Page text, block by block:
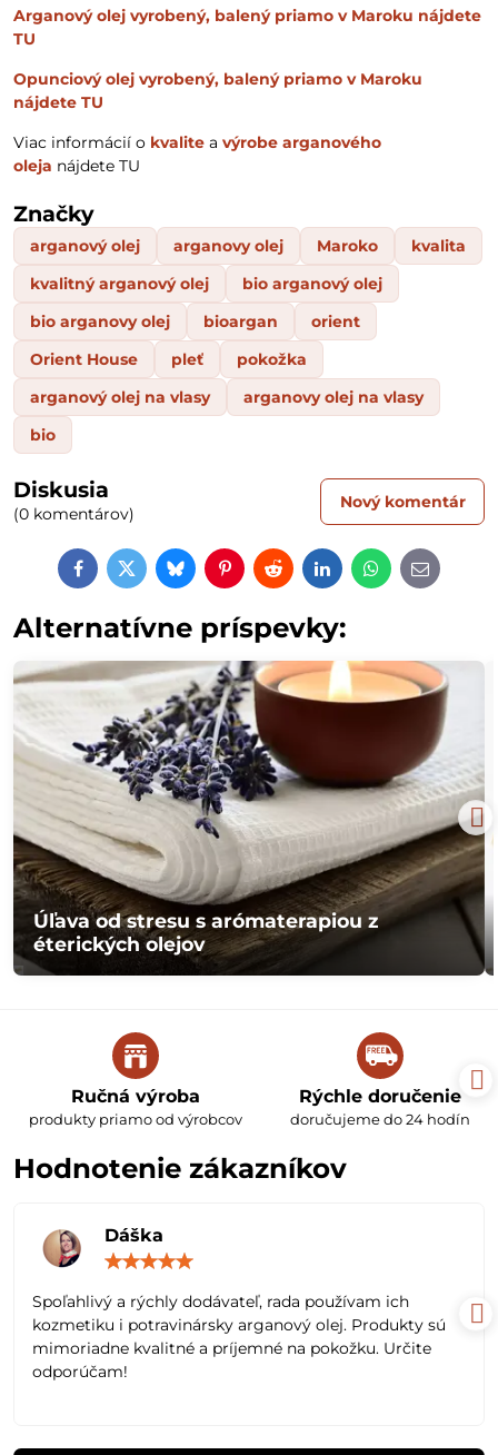
Arganový olej vyrobený, balený priamo v Maroku nájdete
TU
Opunciový olej vyrobený, balený priamo v Maroku
nájdete TU
Viac informácií o kvalite a výrobe arganového
oleja nájdete TU
Značky
arganový olej arganovy olej Maroko
kvalita
kvalitný arganový olej
bio arganový olej
bio arganovy olej
bioargan
orient
Orient House
pleť
pokožka
arganový olej na vlasy
arganovy olej na vlasy
bio
Diskusia
(0 komentárov)
Nový komentár
FacebookTwitterBlueskyPinterestRedditLinkedInWhatsApp
E-
mail
Alternatívne príspevky:
Úľava od stresu s arómaterapiou z
éterických olejov
Ručná výroba
produkty priamo od výrobcov
Rýchle doručenie
doručujeme do 24 hodín
Hodnotenie zákazníkov
Dáška
5
Spoľahlivý a rýchly dodávateľ, rada používam ich
kozmetiku i potravinársky arganový olej. Produkty sú
mimoriadne kvalitné a príjemné na pokožku. Určite
odporúčam!